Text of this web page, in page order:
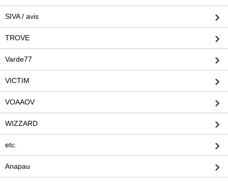
SIVA / avis
TROVE
Varde77
VICTIM
VOAAOV
WIZZARD
etc.
Anapau